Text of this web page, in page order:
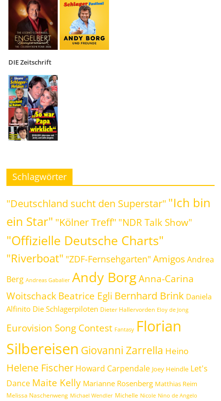
DIE Zeitschrift
Schlagwörter
"Deutschland sucht den Superstar" "Ich bin
ein Star" "Kölner Treff" "NDR Talk Show"
"Offizielle Deutsche Charts"
"Riverboat" "ZDF-Fernsehgarten" Amigos Andrea
Berg Andreas Gabalier Andy Borg Anna-Carina
WoitschackBeatrice Egli Bernhard Brink Daniela
Alfinito Die Schlagerpiloten Dieter Hallervorden Eloy de Jong
Eurovision Song Contest Fantasy Florian
Silbereisen Giovanni Zarrella Heino
Helene Fischer Howard Carpendale Joey Heindle Let's
Dance Maite Kelly Marianne Rosenberg Matthias Reim
Melissa Naschenweng Michael Wendler Michelle Nicole Nino de Angelo